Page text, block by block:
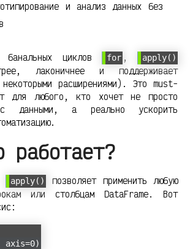
и анализ данных без
циклов for , apply()
лаконичнее и поддерживает
расширениями). Это must-
для любого, кто хочет не просто
с данными, а реально ускорить
работает?
apply()
позволяет применить любую
или столбцам DataFrame. Вот
axis=0)